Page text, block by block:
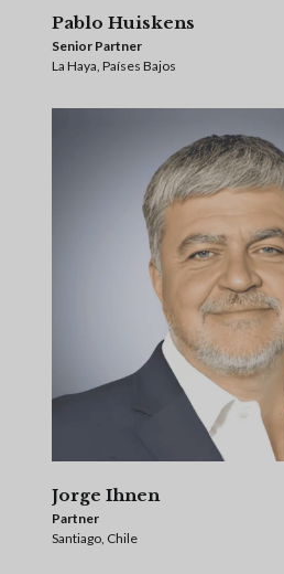
Pablo Huiskens
Senior Partner
La Haya, Países Bajos
Jorge Ihnen
Partner
Santiago, Chile